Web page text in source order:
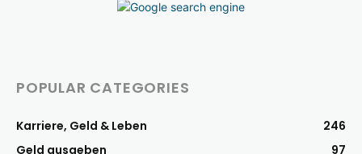
POPULAR CATEGORIES
Karriere, Geld & Leben
246
Geld ausgeben
97